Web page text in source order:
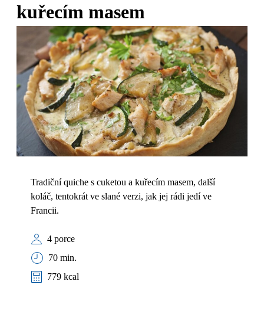
kuřecím masem
Tradiční quiche s cuketou a kuřecím masem, další
koláč, tentokrát ve slané verzi, jak jej rádi jedí ve
Francii.
4 porce
70 min.
779 kcal